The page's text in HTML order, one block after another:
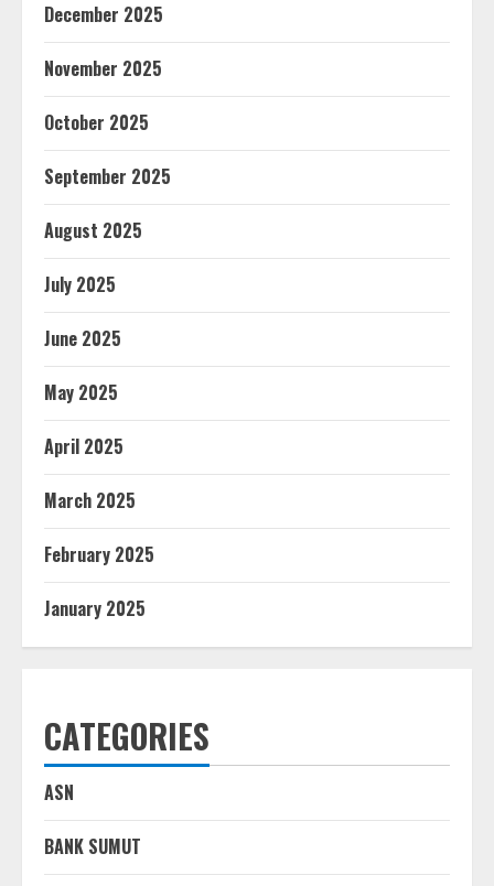
December 2025
November 2025
October 2025
September 2025
August 2025
July 2025
June 2025
May 2025
April 2025
March 2025
February 2025
January 2025
CATEGORIES
ASN
BANK SUMUT